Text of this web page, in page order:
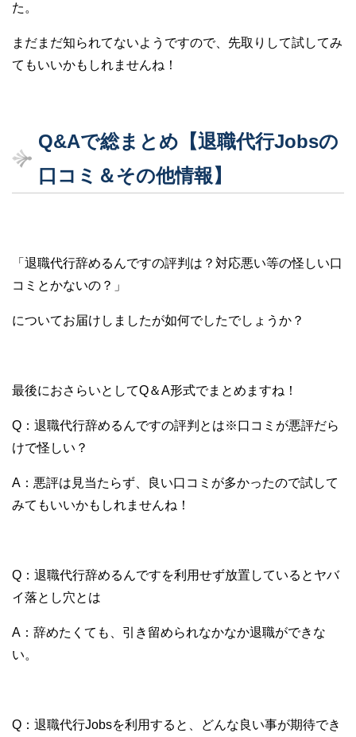
た。
まだまだ知られてないようですので、先取りして試してみ
てもいいかもしれませんね！
Q&Aで総まとめ【退職代行Jobsの
口コミ＆その他情報】
「退職代行辞めるんですの評判は？対応悪い等の怪しい口
コミとかないの？」
についてお届けしましたが如何でしたでしょうか？
最後におさらいとしてQ＆A形式でまとめますね！
Q：退職代行辞めるんですの評判とは※口コミが悪評だら
けで怪しい？
A：悪評は見当たらず、良い口コミが多かったので試して
みてもいいかもしれませんね！
Q：退職代行辞めるんですを利用せず放置しているとヤバ
イ落とし穴とは
A：辞めたくても、引き留められなかなか退職ができな
い。
Q：退職代行Jobsを利用すると、どんな良い事が期待でき